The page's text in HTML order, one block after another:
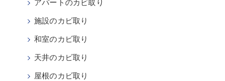
アパートのカビ取り
施設のカビ取り
和室のカビ取り
天井のカビ取り
屋根のカビ取り